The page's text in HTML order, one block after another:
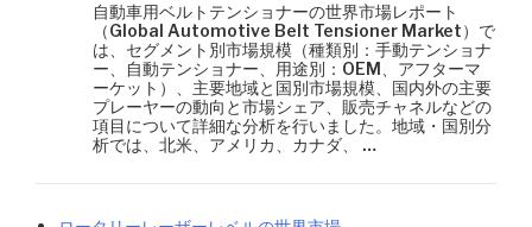
自動車用ベルトテンショナーの世界市場レポート
（Global Automotive Belt Tensioner Market）で
は、セグメント別市場規模（種類別：手動テンショナ
ー、自動テンショナー、用途別：OEM、アフターマ
ーケット）、主要地域と国別市場規模、国内外の主要
プレーヤーの動向と市場シェア、販売チャネルなどの
項目について詳細な分析を行いました。地域・国別分
析では、北米、アメリカ、カナダ、 …